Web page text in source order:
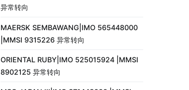
异常转向
MAERSK SEMBAWANG|IMO 565448000
|MMSI 9315226 异常转向
ORIENTAL RUBY|IMO 525015924 |MMSI
8902125 异常转向